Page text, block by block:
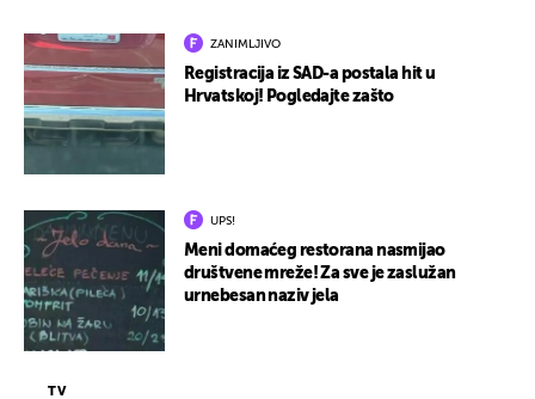
ZANIMLJIVO
Registracija iz SAD-a postala hit u
Hrvatskoj! Pogledajte zašto
UPS!
Meni domaćeg restorana nasmijao
društvene mreže! Za sve je zaslužan
urnebesan naziv jela
TV